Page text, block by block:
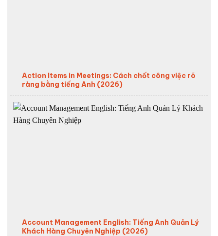
Action Items in Meetings: Cách chốt công việc rõ
ràng bằng tiếng Anh (2026)
Account Management English: Tiếng Anh Quản Lý
Khách Hàng Chuyên Nghiệp (2026)